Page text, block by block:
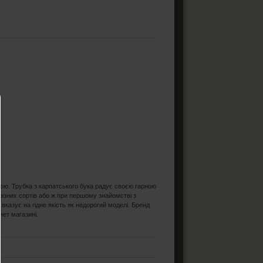
Трубка з карпатського бука радує своєю гарною
сортів або ж при першому знайомстві з
на гідне якість як недорогий моделі. Бренд
магазині.